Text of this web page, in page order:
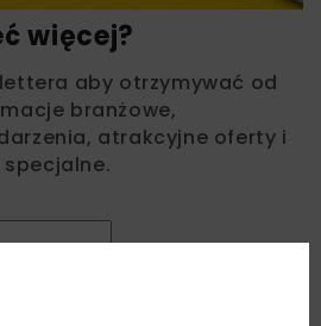
więcej?
aby otrzymywać od
branżowe,
atrakcyjne oferty i
e-mail korespondencji